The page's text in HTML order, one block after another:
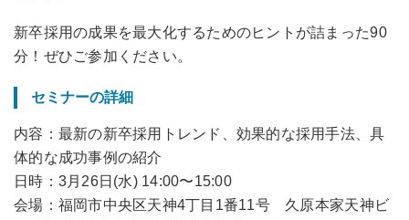
新卒採用の成果を最大化するためのヒントが詰まった90
分！ぜひご参加ください。
セミナーの詳細
内容：最新の新卒採用トレンド、効果的な採用手法、具
体的な成功事例の紹介
日時：3月26日(水) 14:00〜15:00
会場：福岡市中央区天神4丁目1番11号 久原本家天神ビ